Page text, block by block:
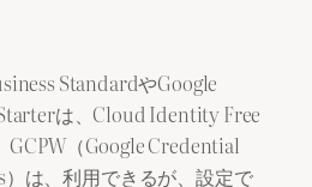
StandardやGoogle
は、Cloud Identity Free
（Google Credential
は、利用できるが、設定で